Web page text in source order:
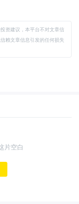
资建议，本平台不对文章信
赖文章信息引发的任何损失
片空白